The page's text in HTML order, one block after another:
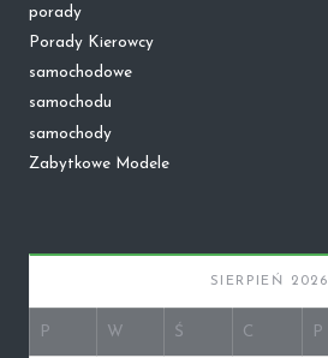
porady
Porady Kierowcy
samochodowe
samochodu
samochody
Zabytkowe Modele
SIERPIEŃ 2026
P W Ś C P